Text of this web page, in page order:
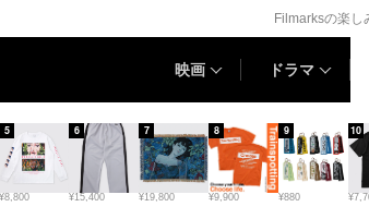
Filmarksの楽し
映画 ドラマ
¥8,800
5
¥15,400
6
¥19,800
7
¥9,900
8
¥880
9 10